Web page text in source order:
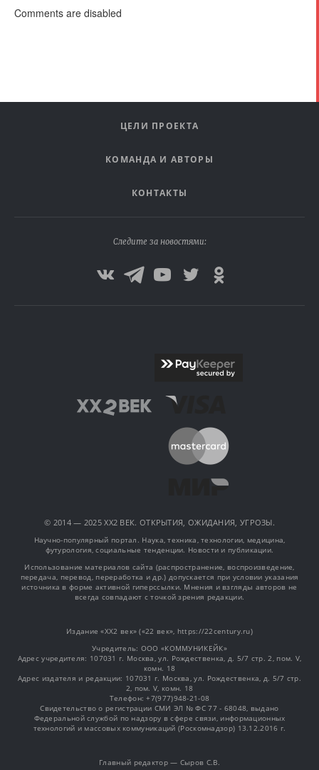
Comments are disabled
ЦЕЛИ ПРОЕКТА
КОМАНДА И АВТОРЫ
КОНТАКТЫ
Следите за новостями:
© 2014 — 2025 XX2 ВЕК. ОТКРЫТИЯ, ОЖИДАНИЯ, УГРОЗЫ.
Научно-популярный портал. Наука, техника, технологии, медицина,
футурология, социальные тенденции. Новости и публикации.
Использование материалов сайта (распространение, воспроизведение,
передача, перевод, переработка и др.) допускается при условии указания
источника в форме активной гиперссылки. Мнения и взгляды авторов не
всегда совпадают с точкой зрения редакции.
Издание «XX2 век» («22 век», https://22century.ru)
Учредитель: OOO «КОММУНИКЕЙК»
Адрес учредителя: 107031 г. Москва, ул. Рождественка, д. 5/7 стр. 2, пом. V,
комн. 18
Адрес издателя и редакции: 107031 г. Москва, ул. Рождественка, д. 5/7 стр.
2, пом. V, комн. 18
Телефон: +7(977)948-21-08
Свидетельство о регистрации СМИ ЭЛ № ФС 77 - 68048, выдано
Федеральной службой по надзору в сфере связи, информационных
технологий и массовых коммуникаций (Роскомнадзор) 13.12.2016 г.
Главный редактор — Сыров С.В.